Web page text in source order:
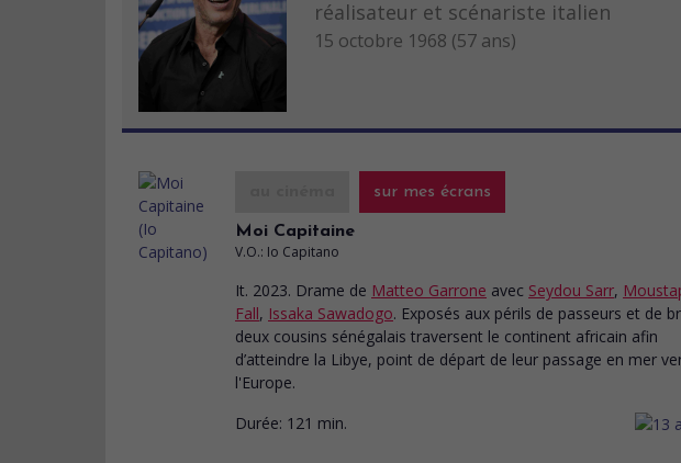
réalisateur et scénariste italien
15 octobre 1968 (57 ans)
sur mes écrans
Moi Capitaine
V.O.: Io Capitano
It. 2023. Drame de Matteo Garrone avec Seydou Sarr,
Fall, Issaka Sawadogo. Exposés aux périls de passeurs et de
deux cousins sénégalais traversent le continent africain afin
d’atteindre la Libye, point de départ de leur passage en mer
l'Europe.
Durée: 121 min.